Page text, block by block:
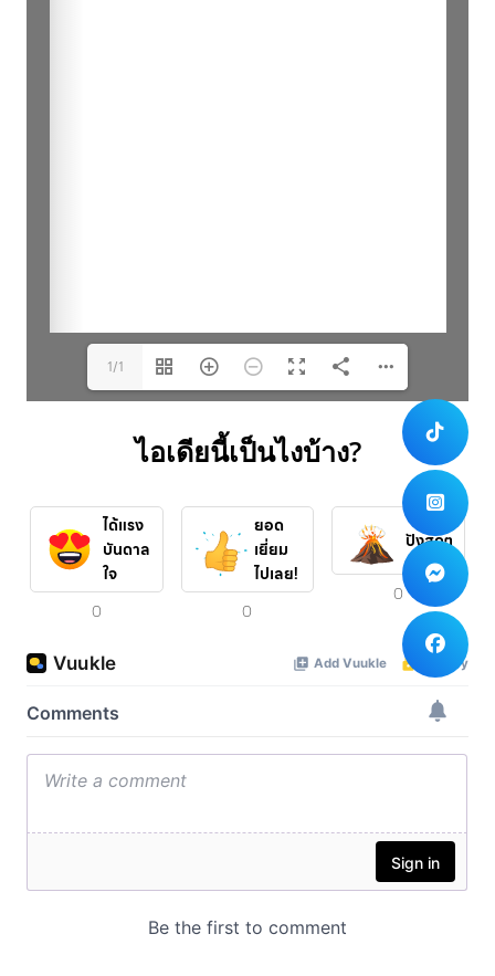
1/1
ไอเดียนี้เป็นไงบ้าง?
ได้แรง
บันดาล
ใจ
0
ยอด
เยี่ยม
ไปเลย!
0
ปังสุดๆ
0